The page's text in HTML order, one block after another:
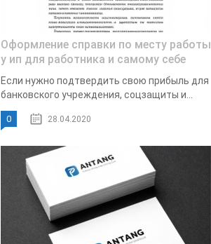
Оформление справки по месту работы
у ип для работника и самому себе
Если нужно подтвердить свою прибыль для
банковского учреждения, соцзащиты и...
0 28.04.2020